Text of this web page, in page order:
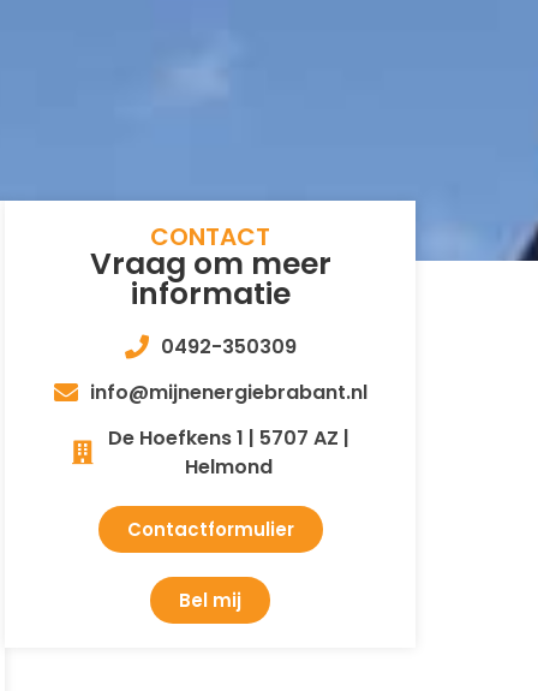
CONTACT
Vraag om meer
informatie
0492-350309
info@mijnenergiebrabant.nl
De Hoefkens 1 | 5707 AZ |
Helmond
Contactformulier
Bel mij